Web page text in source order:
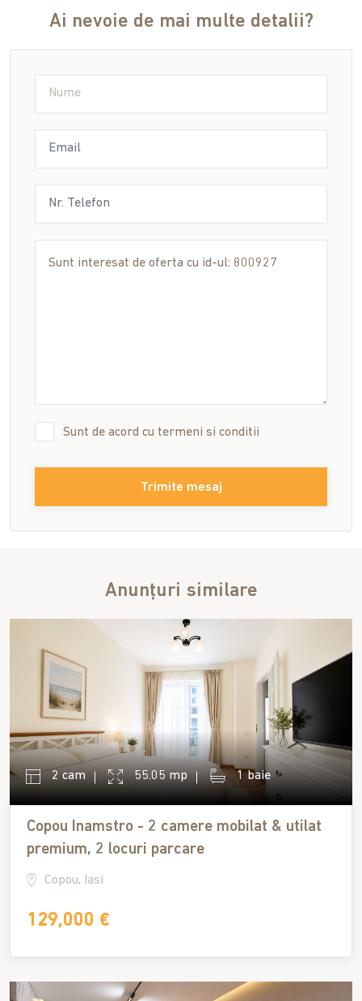
Ai nevoie de mai multe detalii?
Sunt de acord cu termeni si conditii
Trimite mesaj
Anunțuri similare
2 cam 55.05 mp 1 baie
Copou Inamstro - 2 camere mobilat & utilat
premium, 2 locuri parcare
Copou, Iasi
129,000 €